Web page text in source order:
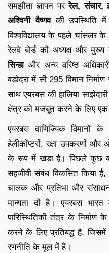
समझौता ज्ञापन पररेल, संचार,
अश्विनी वैष्णवकी उपस्थिति में
विश्वविद्यालय के पहले चांसलर
रेलवे बोर्ड की अध्यक्ष और मुख्य
सिन्हाऔर अन्य वरिष्ठ
वडोदरा में सी 295 विमान
साथ एयरबस की हालिया
क्षेत्र को मजबूत करने के लिए एक
एयरबस वाणिज्यिक विमानों
हेलीकॉप्टरों, रक्षा उपकरणों और
के रूप में खड़ा है। पिछले कुछ
सहजीवी संबंध विकसित किया
चालक और प्रतिभा और
मान्यता दी है। एयरबस
पारिस्थितिकी तंत्र के निर्माण
करने के लिए प्रतिबद्ध है, जिसमें
रणनीति के मूल में है।